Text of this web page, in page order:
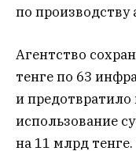
по производству
Агентство
тенге по 63
и
использование
на 11 млрд